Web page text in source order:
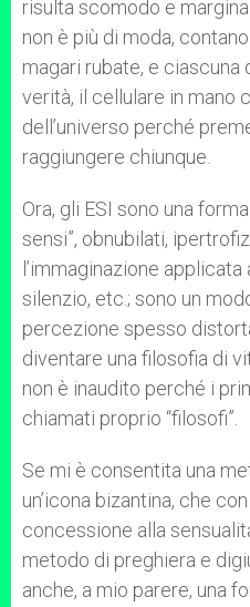
risulta scomodo e
non è più di moda,
magari rubate, e ciascuna
verità, il cellulare in mano
dell’universo perché
raggiungere chiunque.
Ora, gli ESI sono una
sensi”, obnubilati,
l’immaginazione applicata
silenzio, etc.; sono un
percezione spesso
diventare una filosofia di
non è inaudito perché i
chiamati proprio “filosofi”.
Se mi è consentita una
un’icona bizantina, che
concessione alla
metodo di preghiera e
anche, a mio parere, una